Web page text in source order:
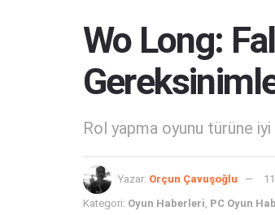
Wo Long:
Rol yapma oyunu türüne
Yazar: Orçun Çavuşoğlu
Kategori: Oyun Haberleri PC Oyun